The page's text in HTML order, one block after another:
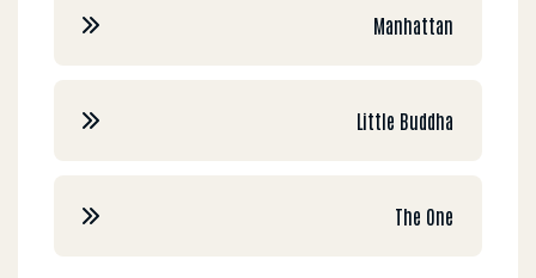
Manhattan
Little Buddha
The One